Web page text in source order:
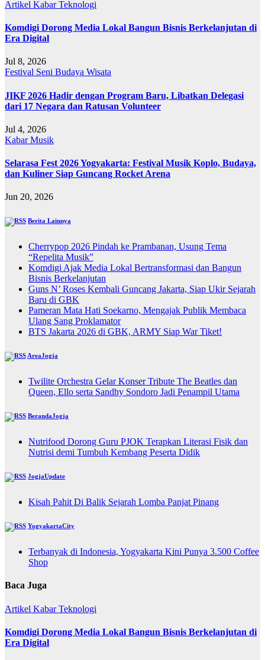
Artikel KabarTeknologi
Komdigi Dorong Media Lokal Bangun Bisnis Berkelanjutan di
Era Digital
Jul 8, 2026
Festival Seni Budaya Wisata
JIKF 2026 Hadir dengan Program Baru, Libatkan Delegasi
dari 17 Negara dan Ratusan Volunteer
Jul 4, 2026
KabarMusik
Selarasa Fest 2026 Yogyakarta: Festival Musik Koplo, Budaya,
dan Kuliner Siap Guncang Rocket Arena
Jun 20, 2026
Berita Lainnya
Cherrypop 2026 Pindah ke Prambanan, Usung Tema
“Repelita Musik”
Komdigi Ajak Media Lokal Bertransformasi dan Bangun
Bisnis Berkelanjutan
Guns N’ Roses Kembali Guncang Jakarta, Siap Ukir Sejarah
Baru di GBK
Pameran Mata Hati Soekarno, Mengajak Publik Membaca
Ulang Sang Proklamator
BTS Jakarta 2026 di GBK, ARMY Siap War Tiket!
AreaJogja
Twilite Orchestra Gelar Konser Tribute The Beatles dan
Queen, Ello serta Sandhy Sondoro Jadi Penampil Utama
BerandaJogja
Nutrifood Dorong Guru PJOK Terapkan Literasi Fisik dan
Nutrisi demi Tumbuh Kembang Peserta Didik
JogjaUpdate
Kisah Pahit Di Balik Sejarah Lomba Panjat Pinang
YogyakartaCity
Terbanyak di Indonesia, Yogyakarta Kini Punya 3.500 Coffee
Shop
Baca Juga
Artikel KabarTeknologi
Komdigi Dorong Media Lokal Bangun Bisnis Berkelanjutan di
Era Digital